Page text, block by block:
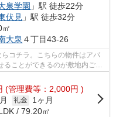
泉学園 」駅 徒歩22分
伏見 」駅 徒歩32分
大泉 ４丁目43-26
コチラ。こちらの物件はアパ
ことができるのが敷地内ごみ
(管理費等：2,000円 )
礼金
1ヶ月
/ 79.20㎡